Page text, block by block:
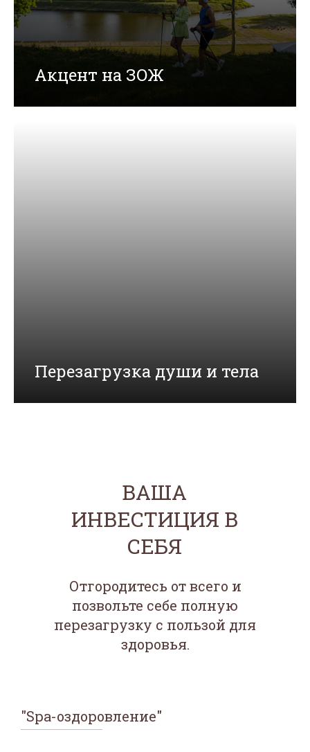
Акцент на ЗОЖ
Перезагрузка души и тела
ВАША
ИНВЕСТИЦИЯ В
СЕБЯ
Отгородитесь от всего и
позвольте себе полную
перезагрузку с пользой для
здоровья.
"Spa-оздоровление"